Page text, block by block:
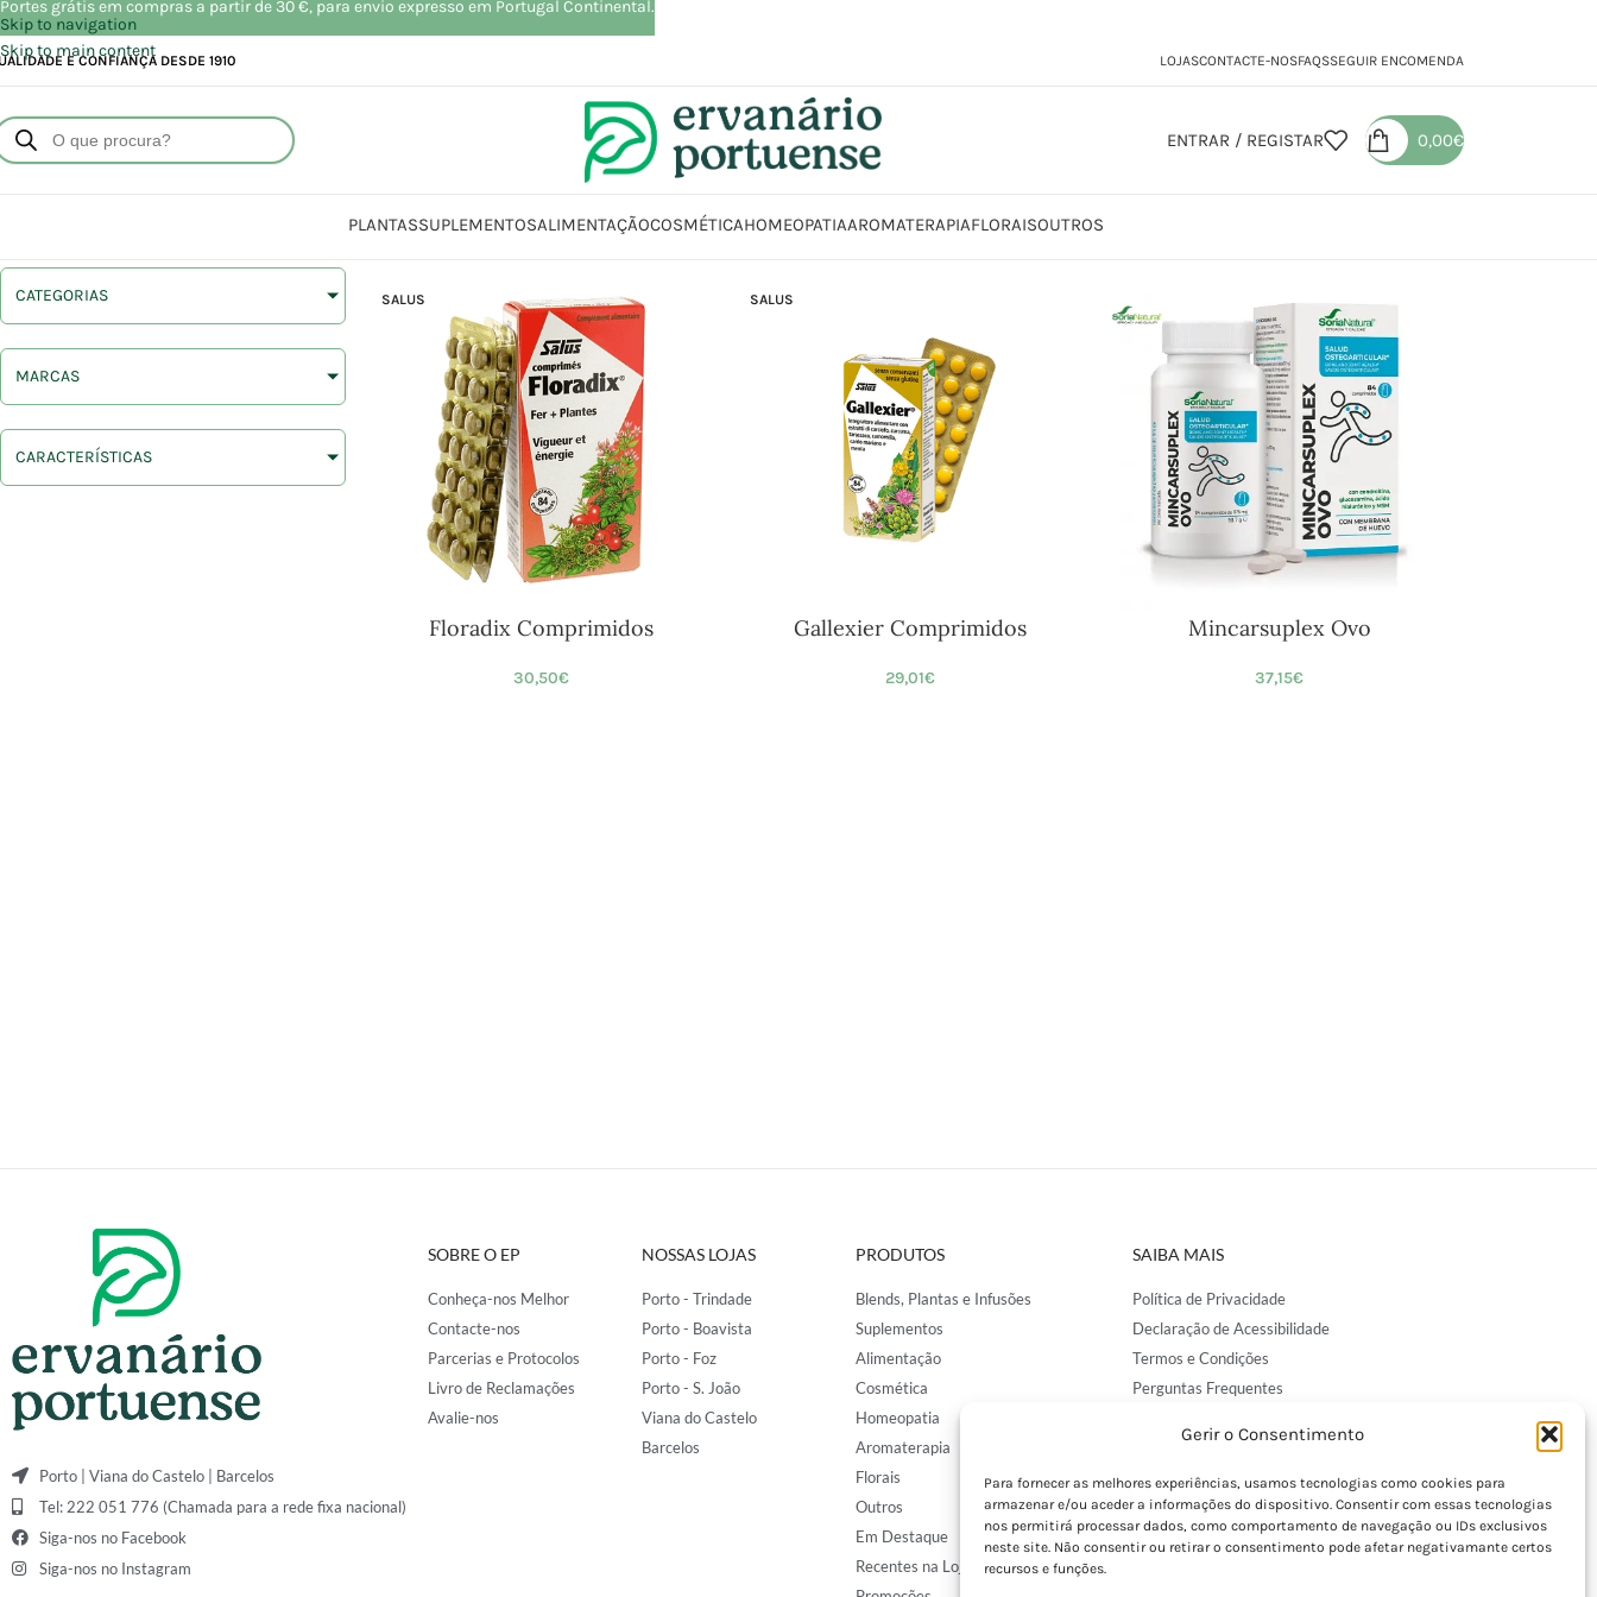
Gerir o Consentimento
Para fornecer as melhores experiências, usamos tecnologias como cookies para
armazenar e/ou aceder a informações do dispositivo. Consentir com essas tecnologias
nos permitirá processar dados, como comportamento de navegação ou IDs exclusivos
neste site. Não consentir ou retirar o consentimento pode afetar negativamante certos
recursos e funções.
Skip to navigation
Skip to main content
E CONFIANÇA DESDE 1910 LOJASCONTACTE-NOSFAQSSEGUIR ENCOMENDA
ENTRAR / REGISTAR 0,00€
PLANTASSUPLEMENTOSALIMENTAÇÃOCOSMÉTICAHOMEOPATIAAROMATERAPIAFLORAISOUTROS
CATEGORIAS
MARCAS
CARACTERÍSTICAS
SALUS
Floradix Comprimidos
30,50€
SALUS
Gallexier Comprimidos
29,01€
Mincarsuplex Ovo
37,15€
Porto | Viana do Castelo | Barcelos
Tel: 222 051 776 (Chamada para a rede fixa nacional)
Siga-nos no Facebook
Siga-nos no Instagram
SOBRE O EP
Conheça-nos Melhor
Contacte-nos
Parcerias e Protocolos
Livro de Reclamações
Avalie-nos
NOSSAS LOJAS
Porto - Trindade
Porto - Boavista
Porto - Foz
Porto - S. João
Viana do Castelo
Barcelos
PRODUTOS
Blends, Plantas e Infusões
Suplementos
Alimentação
Cosmética
Homeopatia
Aromaterapia
Florais
Outros
Em Destaque
Recentes na Loja
SAIBA MAIS
Política de Privacidade
Declaração de Acessibilidade
Termos e Condições
Perguntas Frequentes
Encomendas Internacionais
Seguir Encomenda
Devoluções e Trocas
Portes grátis em compras a partir de 30 €, para envio expresso em Portugal Continental.